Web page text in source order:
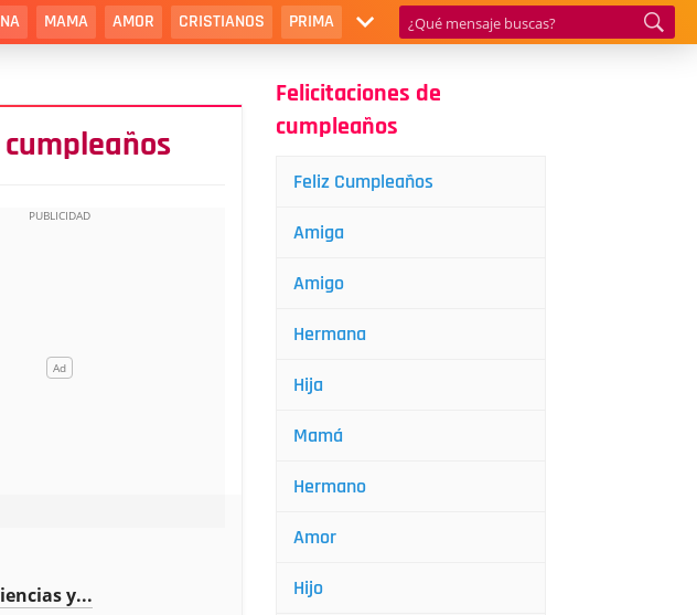
MAMA AMOR CRISTIANOS PRIMA
y...
Felicitaciones de
cumpleaños
Feliz Cumpleaños
Amiga
Amigo
Hermana
Hija
Mamá
Hermano
Amor
Hijo